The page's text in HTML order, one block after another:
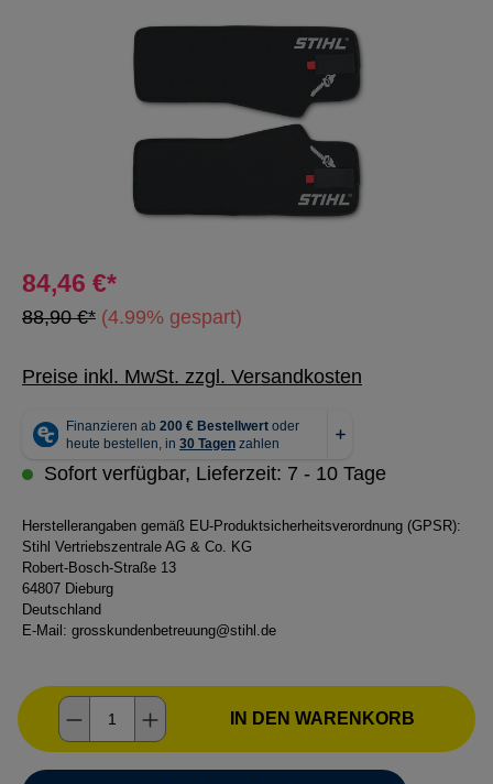
84,46 €*
88,90 €* (4.99% gespart)
Preise inkl. MwSt. zzgl. Versandkosten
Sofort verfügbar, Lieferzeit: 7 - 10 Tage
Herstellerangaben gemäß EU-Produktsicherheitsverordnung (GPSR):
Stihl Vertriebszentrale AG & Co. KG
Robert-Bosch-Straße 13
64807 Dieburg
Deutschland
E-Mail: grosskundenbetreuung@stihl.de
Produkt Anzahl: Gib den gewünschten
IN DEN WARENKORB